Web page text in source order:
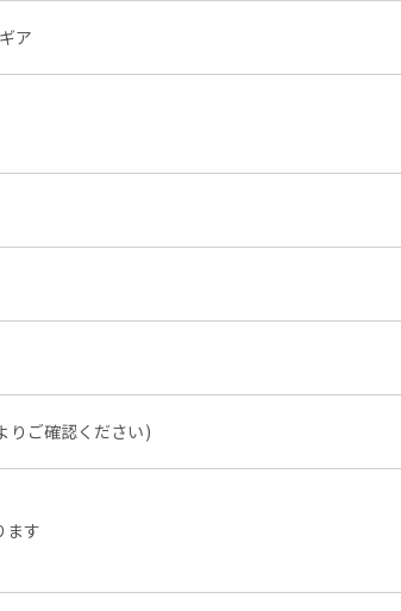
ア
りご確認ください)
ます